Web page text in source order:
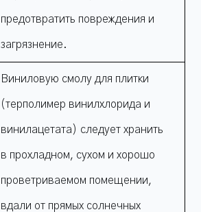
предотвратить повреждения и
загрязнение.
Виниловую смолу для плитки
(терполимер винилхлорида и
винилацетата) следует хранить
в прохладном, сухом и хорошо
проветриваемом помещении,
вдали от прямых солнечных